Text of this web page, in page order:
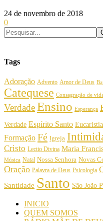
24 de novembro de 2018
0
Tags
Adoração Advento Amor de Deus
Catequese Consagração de
VerdadeEnsino Esperança
Verdade Espírito Santo Eucaristia
Formação Fé Igreja
Cristo Lectio Divina Maria
Música Natal Nossa Senhora Novas
Oração Palavra de Deus Psicologia
Santidade Santo São João
INICIO
QUEM SOMOS